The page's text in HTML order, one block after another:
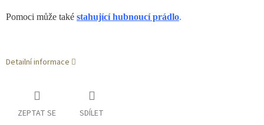
Pomoci může také stahující hubnoucí prádlo.
Detailní informace
ZEPTAT SE SDÍLET